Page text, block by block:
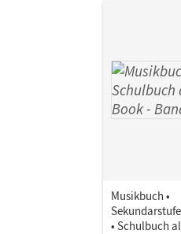
Musikbuch •
• Schulbuch